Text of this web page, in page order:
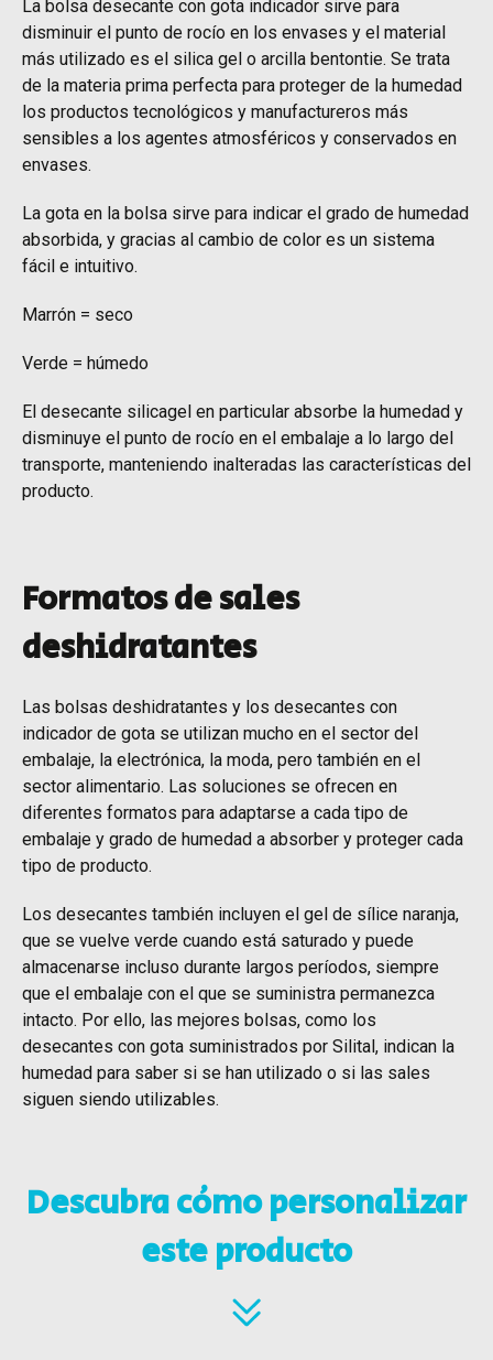
La bolsa desecante con gota indicador sirve para
disminuir el punto de rocío en los envases y el material
más utilizado es el silica gel o arcilla bentontie. Se trata
de la materia prima perfecta para proteger de la humedad
los productos tecnológicos y manufactureros más
sensibles a los agentes atmosféricos y conservados en
envases.
La gota en la bolsa sirve para indicar el grado de humedad
absorbida, y gracias al cambio de color es un sistema
fácil e intuitivo.
Marrón = seco
Verde = húmedo
El desecante silicagel en particular absorbe la humedad y
disminuye el punto de rocío en el embalaje a lo largo del
transporte, manteniendo inalteradas las características del
producto.
Formatos de sales
deshidratantes
Las bolsas deshidratantes y los desecantes con
indicador de gota se utilizan mucho en el sector del
embalaje, la electrónica, la moda, pero también en el
sector alimentario. Las soluciones se ofrecen en
diferentes formatos para adaptarse a cada tipo de
embalaje y grado de humedad a absorber y proteger cada
tipo de producto.
Los desecantes también incluyen el gel de sílice naranja,
que se vuelve verde cuando está saturado y puede
almacenarse incluso durante largos períodos, siempre
que el embalaje con el que se suministra permanezca
intacto. Por ello, las mejores bolsas, como los
desecantes con gota suministrados por Silital, indican la
humedad para saber si se han utilizado o si las sales
siguen siendo utilizables.
Descubra cómo personalizar
este producto